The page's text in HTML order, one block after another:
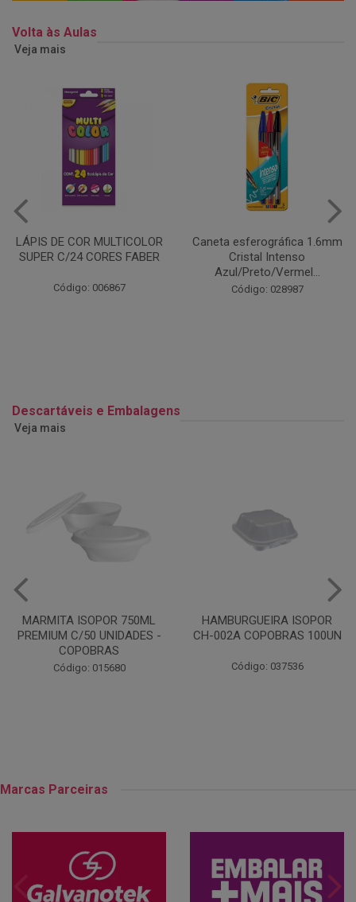
Volta às Aulas
Veja mais
Caneta esferográfica 1.6mm
Cristal Intenso
Código: 028987
COLA EM BASTÃO 40G - LEO
& LEO
Código: 028164
Descartáveis e Embalagens
Veja mais
HAMBURGUEIRA ISOPOR
CH-002A COPOBRAS 100UN
Código: 037536
CAIXA PARDA PIZZA N30
OITAVADA BALUARTE C/10
Código: 001124
Marcas Parceiras